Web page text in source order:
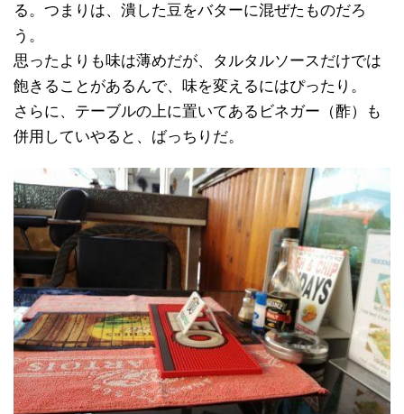
る。つまりは、潰した豆をバターに混ぜたものだろ
う。
思ったよりも味は薄めだが、タルタルソースだけでは
飽きることがあるんで、味を変えるにはぴったり。
さらに、テーブルの上に置いてあるビネガー（酢）も
併用していやると、ばっちりだ。